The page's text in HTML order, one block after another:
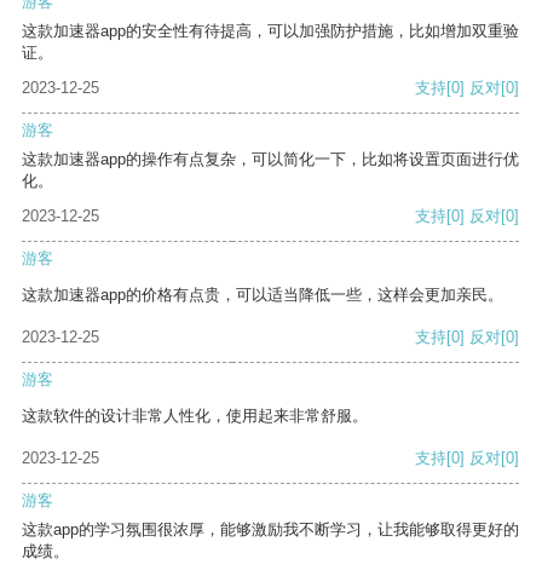
这款加速器app的安全性有待提高，可以加强防护措施，比如增加双重验
证。
2023-12-25
支持[0] 反对[0]
游客
这款加速器app的操作有点复杂，可以简化一下，比如将设置页面进行优
化。
2023-12-25
支持[0] 反对[0]
游客
这款加速器app的价格有点贵，可以适当降低一些，这样会更加亲民。
2023-12-25 支持[0] 反对[0]
游客
这款软件的设计非常人性化，使用起来非常舒服。
2023-12-25 支持[0] 反对[0]
游客
这款app的学习氛围很浓厚，能够激励我不断学习，让我能够取得更好的
成绩。